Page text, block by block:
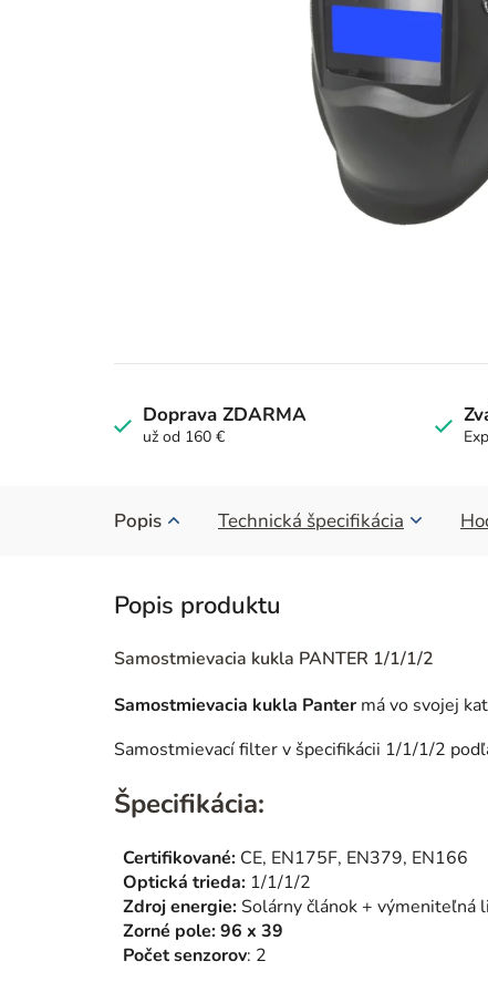
Doprava ZDARMA
už od 160 €
Popis Technická špecifikácia
Samostmievacia kukla PANTER 1/1/1/2
Samostmievacia kukla Panter má vo svojej
Samostmievací filter v špecifikácii 1/1/1/2
Špecifikácia:
Certifikované: CE, EN175F, EN379, EN166
Optická trieda: 1/1/1/2
Zdroj energie:Solárny článok +
Zorné pole: 96 x 39
Počet senzorov: 2